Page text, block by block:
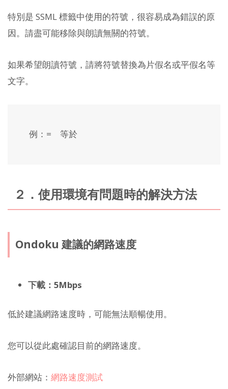
特別是 SSML 標籤中使用的符號，很容易成為錯誤的原
因。請盡可能移除與朗讀無關的符號。
如果希望朗讀符號，請將符號替換為片假名或平假名等
文字。
例：= 等於
２．使用環境有問題時的解決方法
Ondoku 建議的網路速度
下載：5Mbps
低於建議網路速度時，可能無法順暢使用。
您可以從此處確認目前的網路速度。
外部網站： 網路速度測試